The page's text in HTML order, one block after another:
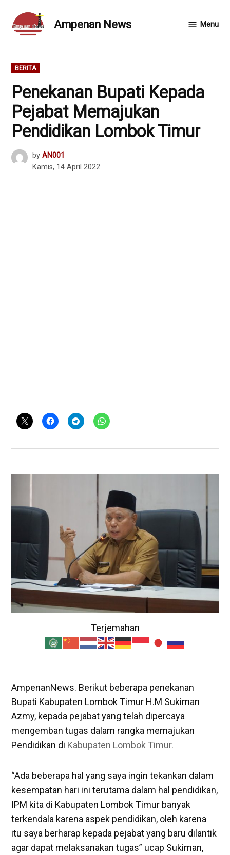
content
Ampenan News Menu
POSTED
IN
BERITA
Penekanan Bupati Kepada
Pejabat Memajukan
Pendidikan Lombok Timur
by AN001
Kamis, 14 April 2022
Terjemahan
AmpenanNews. Berikut beberapa penekanan
Bupati Kabupaten Lombok Timur H.M Sukiman
Azmy, kepada pejabat yang telah dipercaya
mengemban tugas dalam rangka memajukan
Pendidikan di Kabupaten Lombok Timur.
“Ada beberapa hal yang saya ingin tekankan dalam
kesempatan hari ini terutama dalam hal pendidikan,
IPM kita di Kabupaten Lombok Timur banyak
terkendala karena aspek pendidikan, oleh karena
itu saya berharap kepada pejabat yang baru dilantik
agar dapat melaksanakan tugas” ucap Sukiman,